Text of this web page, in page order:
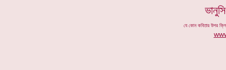
যে কোন কবিতার উপর